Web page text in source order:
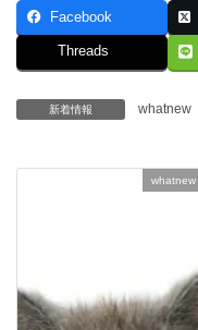
Facebook
Threads
新着情報 whatnew
whatnew